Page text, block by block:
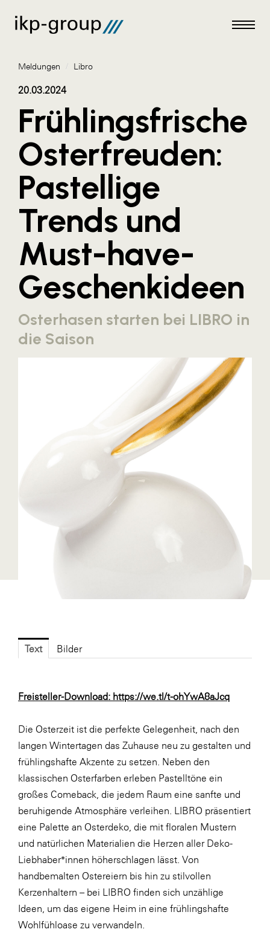
Meldungen
AKTUELLES
ACO
ALEX Krems
Amazon Web Services
Artweger
AustroCel Hallein
Blaguss
Cineplexx
Designer Outlets Parndorf und Salzburg
FG UBIT Salzburg
foodaffairs
GBV - Verband gemeinnütziger
ikp
Johnson & Johnson
JELD-WEN DANA
kosaplaner
LAT Nitrogen
Libro
Lidl Österreich
MTH Retail Group
OMV
Meldungen / Libro
20.03.2024
Frühlingsfrische
Osterfreuden:
Pastellige
Trends und
Must-have-
Geschenkideen
Osterhasen starten bei LIBRO in
die Saison
Text Bilder
Freisteller-Download: https://we.tl/t-ohYwA8aJcq
Die Osterzeit ist die perfekte Gelegenheit, nach den
langen Wintertagen das Zuhause neu zu gestalten und
frühlingshafte Akzente zu setzen. Neben den
klassischen Osterfarben erleben Pastelltöne ein
großes Comeback, die jedem Raum eine sanfte und
beruhigende Atmosphäre verleihen. LIBRO präsentiert
eine Palette an Osterdeko, die mit floralen Mustern
und natürlichen Materialien die Herzen aller Deko-
Liebhaber*innen höherschlagen lässt. Von
handbemalten Ostereiern bis hin zu stilvollen
Kerzenhaltern – bei LIBRO finden sich unzählige
Ideen, um das eigene Heim in eine frühlingshafte
Wohlfühloase zu verwandeln.